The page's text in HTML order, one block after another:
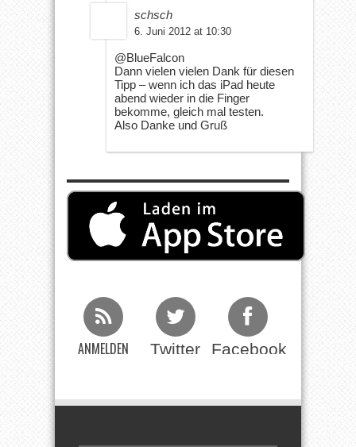
schsch
6. Juni 2012 at 10:30
@BlueFalcon
Dann vielen vielen Dank für diesen
Tipp – wenn ich das iPad heute
abend wieder in die Finger
bekomme, gleich mal testen.
Also Danke und Gruß
ANMELDEN Twitter Facebook